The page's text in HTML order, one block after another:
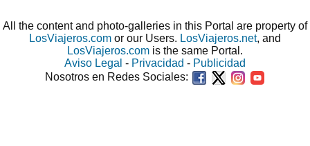
All the content and photo-galleries in this Portal are property of
LosViajeros.com or our Users. LosViajeros.net, and
LosViajeros.com is the same Portal.
Aviso Legal - Privacidad - Publicidad
Nosotros en Redes Sociales: